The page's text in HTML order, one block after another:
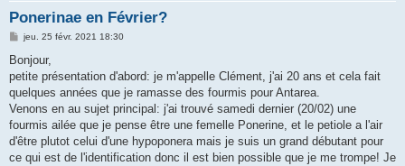
Ponerinae en Février?
M
s
a
g
jeu. 25 févr. 2021 18:30
Bonjour,
petite présentation d'abord: je m'appelle Clément, j'ai 20 ans et cela fait
quelques années que je ramasse des fourmis pour Antarea.
Venons en au sujet principal: j'ai trouvé samedi dernier (20/02) une
fourmis ailée que je pense être une femelle Ponerine, et le petiole a l'air
d'être plutot celui d'une hypoponera mais je suis un grand débutant pour
ce qui est de l'identification donc il est bien possible que je me trompe! Je